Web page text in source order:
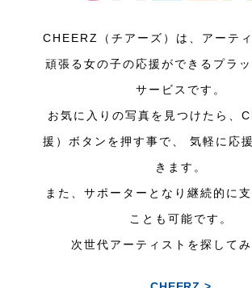
CHEERZ（チアーズ）は、アーテ
頑張る女の子の応援ができるプラ
サービスです。
お気に入りの写真を見つけたら、
援）ボタンを押す事で、 気軽に応
きます。
また、サポーターとなり継続的に支
ことも可能です。
次世代アーティストを探してみ